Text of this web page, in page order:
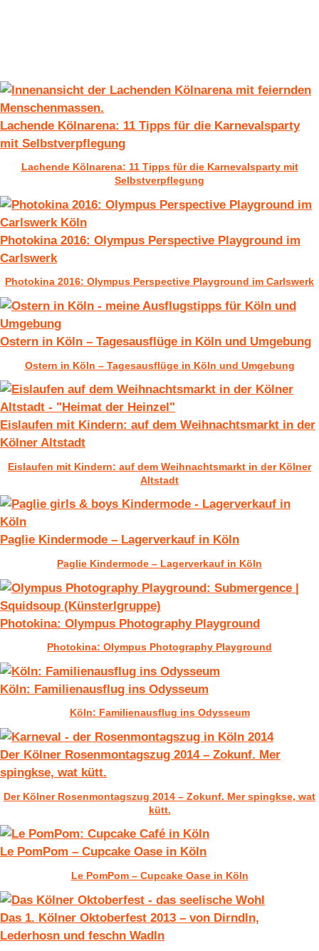
Lachende Kölnarena: 11 Tipps für die Karnevalsparty
mit Selbstverpflegung
Lachende Kölnarena: 11 Tipps für die Karnevalsparty mit
Selbstverpflegung
Photokina 2016: Olympus Perspective Playground im
Carlswerk
Photokina 2016: Olympus Perspective Playground im Carlswerk
Ostern in Köln – Tagesausflüge in Köln und Umgebung
Ostern in Köln – Tagesausflüge in Köln und Umgebung
Eislaufen mit Kindern: auf dem Weihnachtsmarkt in der
Kölner Altstadt
Eislaufen mit Kindern: auf dem Weihnachtsmarkt in der Kölner
Altstadt
Paglie Kindermode – Lagerverkauf in Köln
Paglie Kindermode – Lagerverkauf in Köln
Photokina: Olympus Photography Playground
Photokina: Olympus Photography Playground
Köln: Familienausflug ins Odysseum
Köln: Familienausflug ins Odysseum
Der Kölner Rosenmontagszug 2014 – Zokunf. Mer
spingkse, wat kütt.
Der Kölner Rosenmontagszug 2014 – Zokunf. Mer spingkse, wat
kütt.
Le PomPom – Cupcake Oase in Köln
Le PomPom – Cupcake Oase in Köln
Das 1. Kölner Oktoberfest 2013 – von Dirndln,
Lederhosn und feschn Wadln